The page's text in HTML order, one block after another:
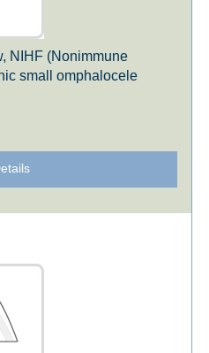
NIHF (Nonimmune
small omphalocele